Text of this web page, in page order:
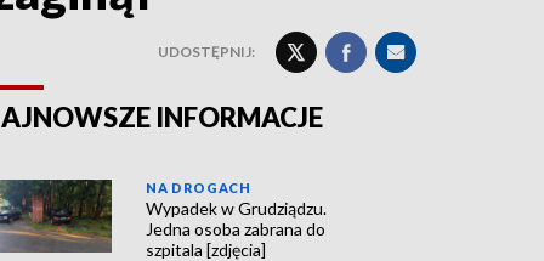
UDOSTĘPNIJ:
INFORMACJE
NA DROGACH
Wypadek w Grudziądzu.
Jedna osoba zabrana do
szpitala [zdjęcia]